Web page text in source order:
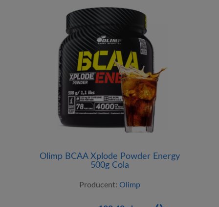
Olimp BCAA Xplode Powder Energy
500g Cola
Producent: Olimp